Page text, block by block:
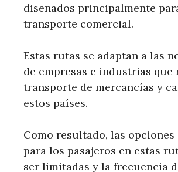
diseñados principalmente
transporte comercial.
Estas rutas se adaptan a las
de empresas e industrias que
transporte de mercancías y
estos países.
Como resultado, las opciones
para los pasajeros en estas
ser limitadas y la frecuencia